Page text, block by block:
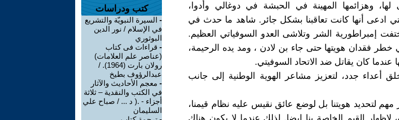
لها، وهزائمها المهينة في الحبشة في دوغالي وأدوا،
التي ادعى أنها كانت تعاقبنا بشكل جائر. شاهد ما حدث في
إمبراطورية الشر وتلاشى العدو السوفياتي العظيم.
خطر فقدان هويتها حتى جاء بن لادن ، ومد يده الرحيمة،
عندما كان يقاتل ضد الاتحاد السوفيتي.
جدد، لتعزيز مشاعر الهوية الوطنية إلى جانب
لتحديد هويتنا بل لوضع عائق نقيس عليه نظام قيمنا،
القيم الخاصة بنا ايضا. لذلك عندما لا يكون هناك
كتب ودراسات
- السيرة النبويّة والتشريع
في الإسلام / نور الدين
البوثوري
- قراءات فى كتاب
(عناصر علم العلامات)
رولان بارت (1964). /
عبدالرؤوف بطيخ
- معجم الأحاديث والآثار
في الكتب والنقدية – ثلاثة
أجزاء - .( د ... / صباح علي
السليمان